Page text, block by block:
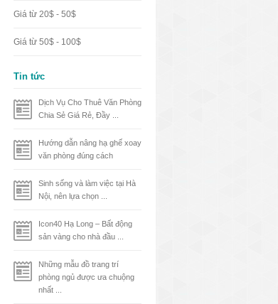
Giá từ 20$ - 50$
Giá từ 50$ - 100$
Tin tức
Dịch Vụ Cho Thuê Văn Phòng
Chia Sẻ Giá Rẻ, Đầy ...
Hướng dẫn nâng hạ ghế xoay
văn phòng đúng cách
Sinh sống và làm việc tại Hà
Nội, nên lựa chọn ...
Icon40 Hạ Long – Bất động
sản vàng cho nhà đầu ...
Những mẫu đồ trang trí
phòng ngủ được ưa chuộng
nhất ...